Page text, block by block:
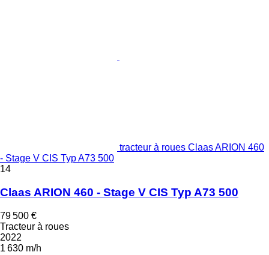
tracteur à roues Claas ARION 460
- Stage V CIS Typ A73 500
14
Claas ARION 460 - Stage V CIS Typ A73 500
79 500 €
Tracteur à roues
2022
1 630 m/h